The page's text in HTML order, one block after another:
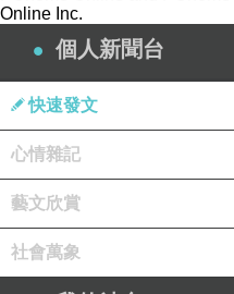
都可放心搭乘。蘇巴
機便宜三分之一或一半。
因是之故，每次去
許可，他都會搭它往
間。這裡的火車票購
購買。如果購買
須出示護照。事務員
Online Inc.
個人新聞台
快速發文
心情雜記
藝文欣賞
社會萬象